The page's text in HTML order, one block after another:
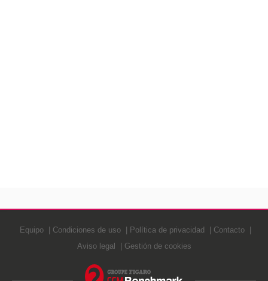
Equipo Condiciones de uso Política de privacidad
Contacto
Aviso legal
Gestión de cookies